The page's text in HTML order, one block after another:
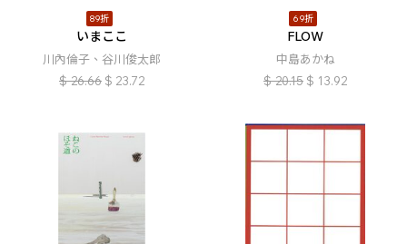
89折
いまここ
川內倫子、谷川俊太郎
$ 26.66 $ 23.72
69折
FLOW
中島あかね
$ 20.15 $ 13.92